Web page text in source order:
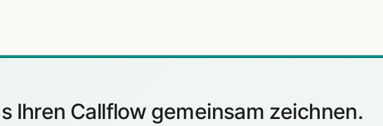
Ihren Callflow gemeinsam zeichnen.